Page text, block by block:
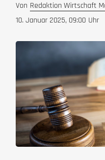
Von Redaktion Wirtschaft
10. Januar 2025, 09:00 Uhr